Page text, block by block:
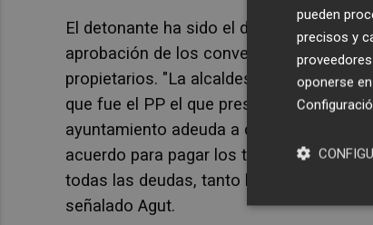
El detonante ha sido el debate sobre el
aprobación de los convenios para pagar
propietarios. "La alcaldesa se ha
que fue el PP el que presentó una
ayuntamiento adeuda a decenas de
acuerdo para pagar los terrenos de la
todas las deudas, tanto la de la CV-13,
señalado Agut.
pueden
precisos y
oponerse en